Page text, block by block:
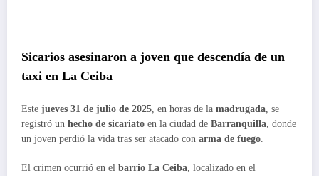
Sicarios asesinaron a joven que descendía de un
taxi en La Ceiba
Este jueves 31 de julio de 2025, en horas de la madrugada, se
registró un hecho de sicariato en la ciudad de Barranquilla, donde
un joven perdió la vida tras ser atacado con arma de fuego.
El crimen ocurrió en el barrio La Ceiba , localizado en el